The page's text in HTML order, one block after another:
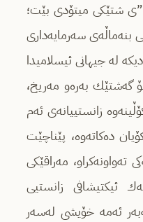
شتێكى میتۆدى بێت؛
بنەماڵەى سەرمایەدارى
لە جیهانى ئیسلامیدا
گەشتێك بەرەو مەریخ،
زانستییانەى ئەم
دەكاتەوە، پێناچێت
مەراقێكى
ئیكتیشافى زانستیى
ئەمە خۆیشى لەسەر